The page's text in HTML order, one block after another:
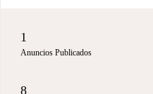
1
Anuncios Publicados
8